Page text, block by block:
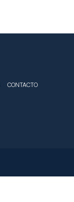
CONTACTO